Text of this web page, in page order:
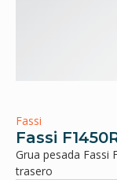
Fassi
Fassi
Grua pesada Fassi
trasero